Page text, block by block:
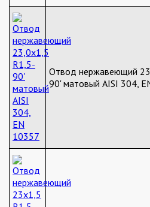
Отвод нержавеющий
90' матовый AISI 304,